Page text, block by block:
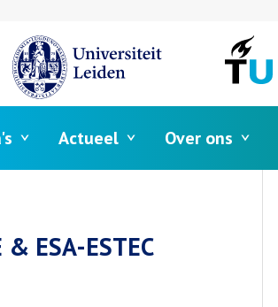
Actueel Over ons
& ESA-ESTEC